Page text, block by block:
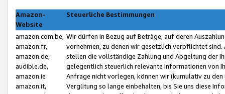
Amazon-
Website
Steuerliche Bestimmungen
amazon.com.be,
amazon.fr,
amazon.de,
audible.de,
amazon.ie
amazon.it,
Wir dürfen in Bezug auf Beträge, auf deren
vornehmen, zu denen wir gesetzlich verpflichtet
stellen die vollständige Zahlung und Abgeltung der
gelegentlich steuerlich relevante Informationen von
Anfrage nicht vorlegen, können wir (kumulativ zu
Vergütung so lange einbehalten, bis Sie uns diese